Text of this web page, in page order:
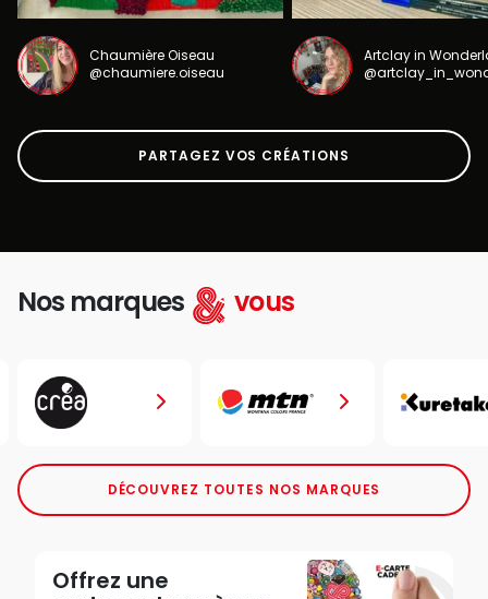
Chaumière Oiseau
@chaumiere.oiseau
Artclay in
PARTAGEZ VOS CRÉATIONS
Nos marques vous
DÉCOUVREZ TOUTES NOS MARQUES
Offrez une